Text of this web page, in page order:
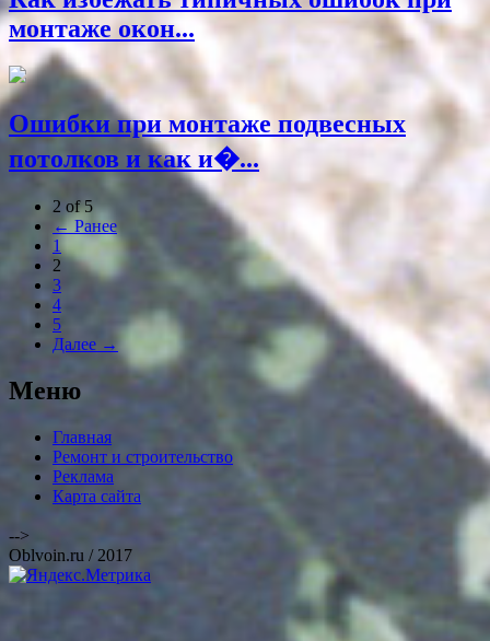
монтаже окон...
Ошибки при монтаже подвесных
потолков и как и�...
2 of 5
← Ранее
1
2
3
4
5
Далее →
Меню
Главная
Ремонт и строительство
Реклама
Карта сайта
-->
Oblvoin.ru / 2017